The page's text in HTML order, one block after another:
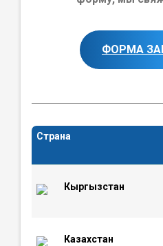
ФОРМА
Страна
Кыргызстан
Казахстан